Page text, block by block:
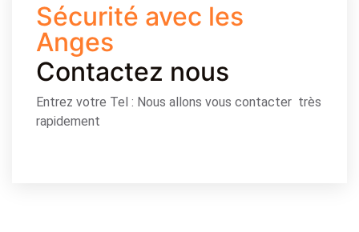
Sécurité avec les
Anges
Contactez nous
Entrez votre Tel : Nous allons vous contacter très
rapidement